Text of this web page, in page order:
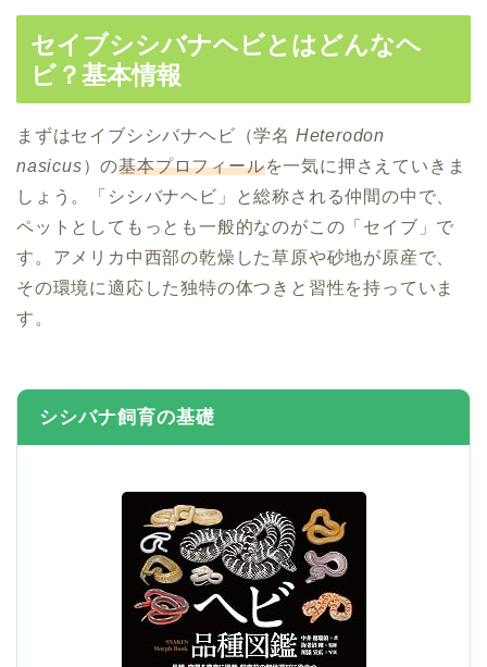
セイブシシバナヘビとはどんなヘ
ビ？基本情報
まずはセイブシシバナヘビ（学名 Heterodon
nasicus）の基本プロフィールを一気に押さえていきま
しょう。「シシバナヘビ」と総称される仲間の中で、
ペットとしてもっとも一般的なのがこの「セイブ」で
す。アメリカ中西部の乾燥した草原や砂地が原産で、
その環境に適応した独特の体つきと習性を持っていま
す。
シシバナ飼育の基礎